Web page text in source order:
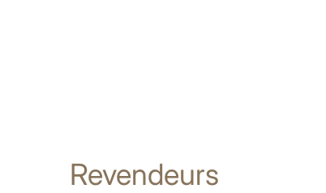
Revendeurs